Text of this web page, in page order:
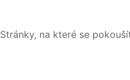
Stránky, na které se